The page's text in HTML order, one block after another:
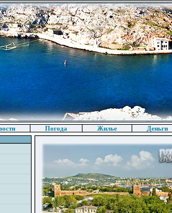
Погода Жилье
Деньги